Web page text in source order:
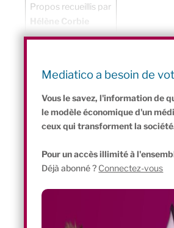
Propos recueillis par
Hélène Corbie
P
ri
nt
Fr
ie
n
dl
Li
n
k
e
dI
n
F
a
c
e
b
o
o
W
h
at
s
A
p
p
Bl
u
e
s
k
y
Mediatico a besoin de
Vous le savez, l'information de
le modèle économique d'un
ceux qui transforment la
Pour un accès illimité à
Déjà abonné ? Connectez-vous